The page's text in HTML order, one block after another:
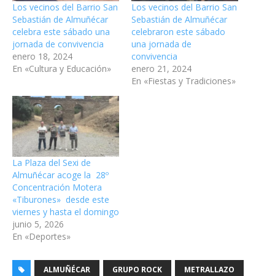
Los vecinos del Barrio San
Sebastián de Almuñécar
celebra este sábado una
jornada de convivencia
enero 18, 2024
En «Cultura y Educación»
Los vecinos del Barrio San
Sebastián de Almuñécar
celebraron este sábado
una jornada de
convivencia
enero 21, 2024
En «Fiestas y Tradiciones»
La Plaza del Sexi de
Almuñécar acoge la 28º
Concentración Motera
«Tiburones» desde este
viernes y hasta el domingo
junio 5, 2026
En «Deportes»
ALMUÑÉCAR GRUPO ROCK METRALLAZO